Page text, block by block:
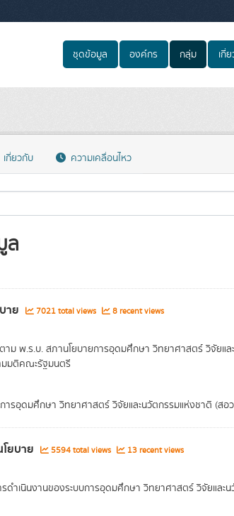
ชุดข้อมูล องค์กร กลุ่ม เกี่
เกี่ยวกับ ความเคลื่อนไหว
ล
าย 7021 total views 8 recent views
าม พ.ร.บ. สภานโยบายการอุดมศึกษา วิทยาศาสตร์ วิจัยแ
มติคณะรัฐมนตรี
รอุดมศึกษา วิทยาศาสตร์ วิจัยและนวัตกรรมแห่งชาติ (สอ
ยบาย 5594 total views 13 recent views
ดำเนินงานของระบบการอุดมศึกษา วิทยาศาสตร์ วิจัยและน